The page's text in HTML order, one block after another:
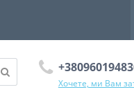
Хочете, ми Вам